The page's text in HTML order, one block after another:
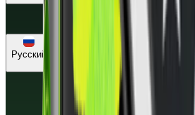
🇺🇸 Доллары (USD) 🇪🇺 Евро (EUR)
🇺🇦 Гривны (UAH)
Русский